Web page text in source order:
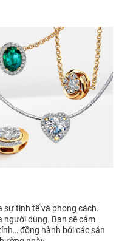
sự tinh tế và phong cách.
người dùng. Bạn sẽ cảm
đồng hành bởi các sản